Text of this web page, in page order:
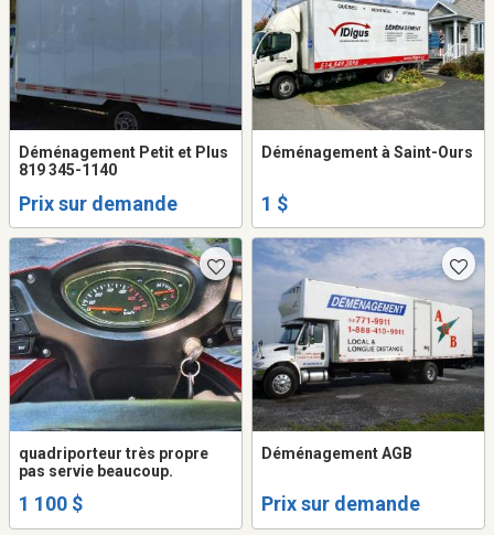
Déménagement Petit et Plus
819 345-1140
Prix sur demande
Déménagement à Saint-Ours
1 $
quadriporteur très propre
pas servie beaucoup.
1 100 $
Déménagement AGB
Prix sur demande